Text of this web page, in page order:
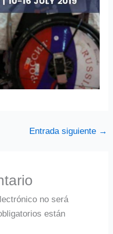
Entrada siguiente →
no será
están